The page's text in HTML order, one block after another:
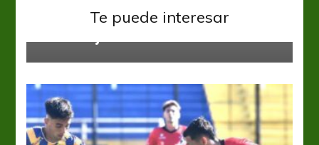
Te puede interesar
Cordoba, un duelo con el reducido